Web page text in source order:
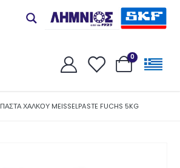
0
ΠΑΣΤΑ ΧΑΛΚΟΥ MEISSELPASTE FUCHS 5KG